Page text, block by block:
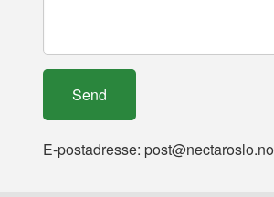
E-postadresse: post@nectaroslo.no